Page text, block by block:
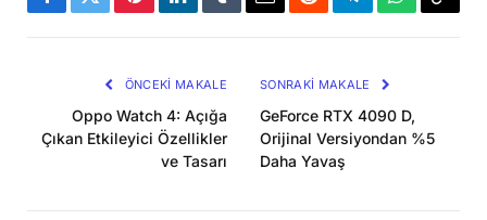
Facebook
TwitterPinterestLinkedInTumblrEmailRedditTelegramWhatsApp
ÖNCEKI MAKALE
Oppo Watch 4: Açığa
Çıkan Etkileyici Özellikler
ve Tasarı
SONRAKI MAKALE
GeForce RTX 4090 D,
Orijinal Versiyondan %5
Daha Yavaş